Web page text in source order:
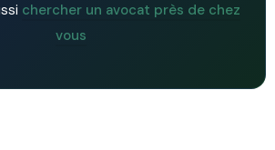
chercher un avocat près de chez
vous